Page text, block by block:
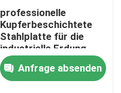
professionelle
Kupferbeschichtete
Stahlplatte für die
industrielle Erdung
Anfrage absenden